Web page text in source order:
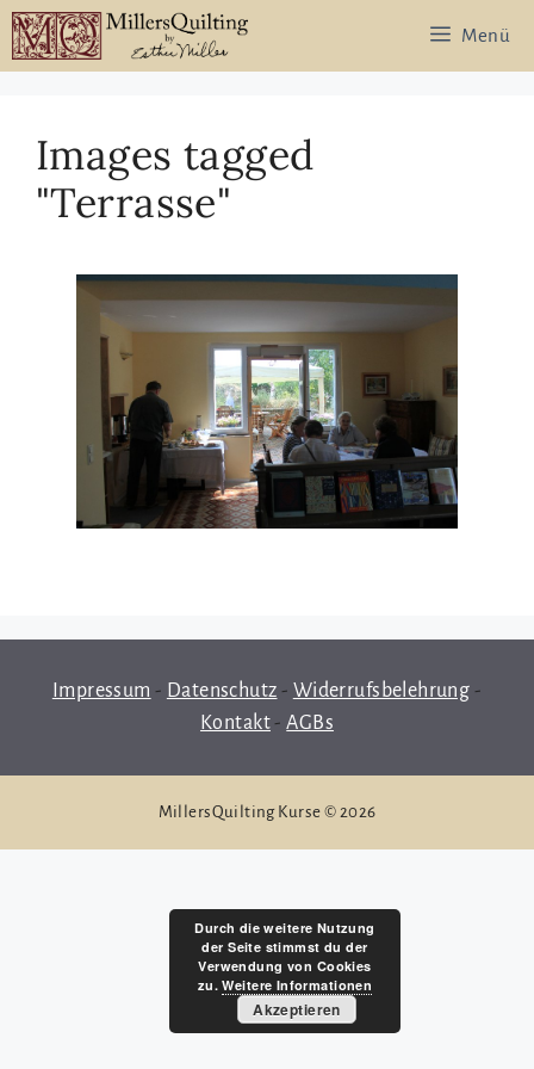
Zum
Inhalt
springen
Menü
Images tagged
"Terrasse"
Impressum - Datenschutz - Widerrufsbelehrung -
Kontakt-AGBs
MillersQuilting Kurse © 2026
Durch die weitere Nutzung
der Seite stimmst du der
Verwendung von Cookies
zu.Weitere Informationen
Akzeptieren